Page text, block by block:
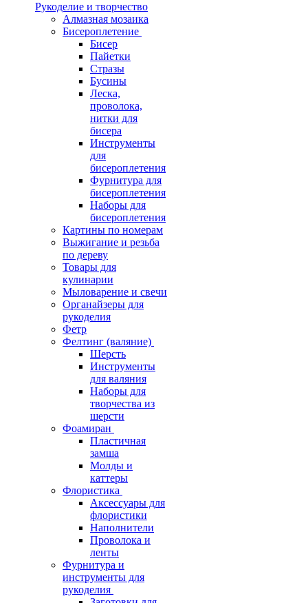
Рукоделие и творчество
Алмазная мозаика
Бисероплетение
Бисер
Пайетки
Стразы
Бусины
Леска,
проволока,
нитки для
бисера
Инструменты
для
бисероплетения
Фурнитура для
бисероплетения
Наборы для
бисероплетения
Картины по номерам
Выжигание и резьба
по дереву
Товары для
кулинарии
Мыловарение и свечи
Органайзеры для
рукоделия
Фетр
Фелтинг (валяние)
Шерсть
Инструменты
для валяния
Наборы для
творчества из
шерсти
Фоамиран
Пластичная
замша
Молды и
каттеры
Флористика
Аксессуары для
флористики
Наполнители
Проволока и
ленты
Фурнитура и
инструменты для
рукоделия